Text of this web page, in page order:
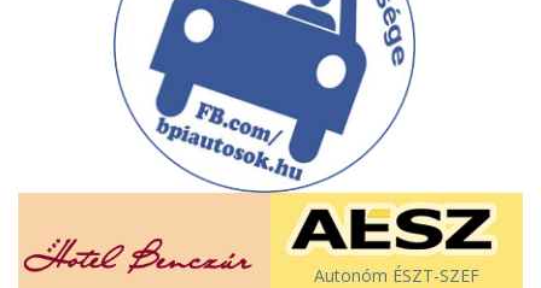
Autonóm ÉSZT-SZEF